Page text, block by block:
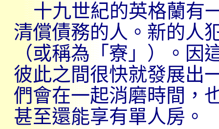
十九世紀的英格蘭有
清償債務的人。新的人
（或稱為「寮」）。因
彼此之間很快就發展出
們會在一起消磨時間，
甚至還能享有單人房。